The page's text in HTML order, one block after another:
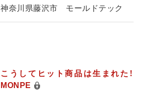
神奈川県藤沢市 モールドテック
こうしてヒット商品は生まれた！
MONPE